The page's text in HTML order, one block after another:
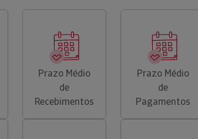
Prazo Médio
de
Recebimentos
Prazo Médio
de
Pagamentos